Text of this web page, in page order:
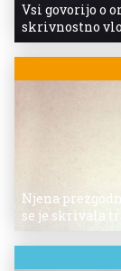
Vsi govorijo o
skrivnostno
Njena
se je skrivala